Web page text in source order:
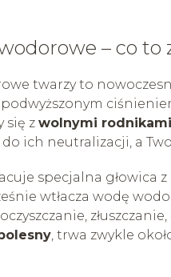
– co to
twarzy to
się z wolnymi rodnikami
ich neutralizacji, a
specjalna głowica
wtłacza wodę
, trwa zwykle